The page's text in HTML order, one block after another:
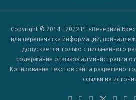
Copyright © 2014 - 2022 РГ «Вечерний
или перепечатка информации,
допускается только с письменного
содержание отзывов администрация
Копирование текстов сайта разрешено
ссылки на